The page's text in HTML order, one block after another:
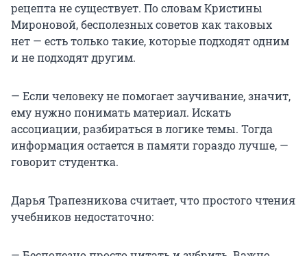
рецепта не существует. По словам Кристины
Мироновой, бесполезных советов как таковых
нет — есть только такие, которые подходят одним
и не подходят другим.
— Если человеку не помогает заучивание, значит,
ему нужно понимать материал. Искать
ассоциации, разбираться в логике темы. Тогда
информация остается в памяти гораздо лучше, —
говорит студентка.
Дарья Трапезникова считает, что простого чтения
учебников недостаточно: